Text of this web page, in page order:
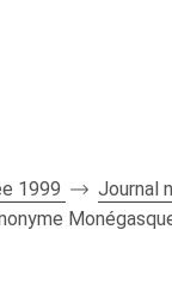
1999
Journal